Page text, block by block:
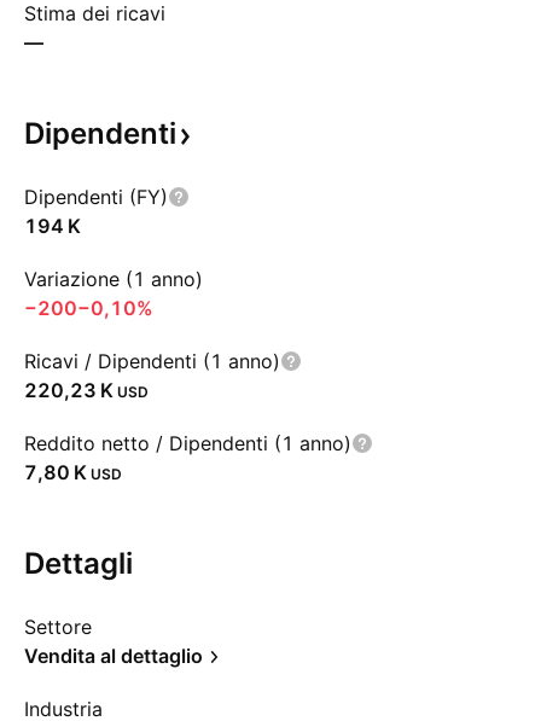
Stima dei ricavi
—
Dipendenti
Dipendenti (FY)
‪194 K‬
Variazione (1 anno)
−200−0,10%
Ricavi / Dipendenti (1 anno)
‪220,23 K‬ USD
Reddito netto / Dipendenti (1 anno)
‪7,80 K‬ USD
Dettagli
Settore
Vendita al dettaglio
Industria